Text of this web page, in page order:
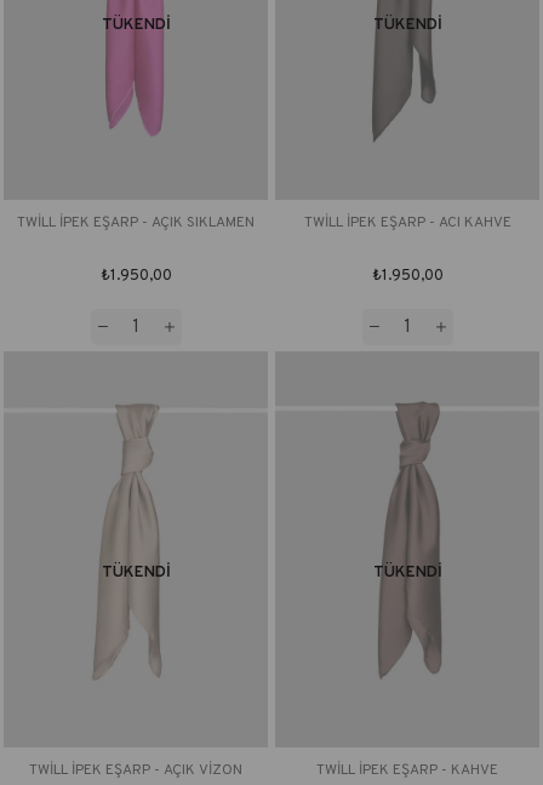
TÜKENDI
TWİLL İPEK EŞARP - AÇIK SIKLAMEN
₺1.950,00
TÜKENDI
TWİLL İPEK EŞARP - ACI KAHVE
₺1.950,00
TÜKENDI
TWİLL İPEK EŞARP - AÇIK VİZON
TÜKENDI
TWİLL İPEK EŞARP - KAHVE